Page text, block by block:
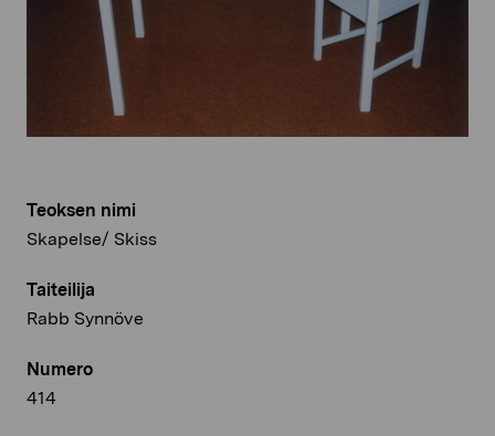
Teoksen nimi
Skapelse/ Skiss
Taiteilija
Rabb Synnöve
Numero
414